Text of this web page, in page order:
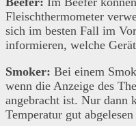
Fleischthermometer
sich im besten Fall im
informieren, welche
Smoker: Bei einem
wenn die Anzeige des
angebracht ist. Nur dann
Temperatur gut